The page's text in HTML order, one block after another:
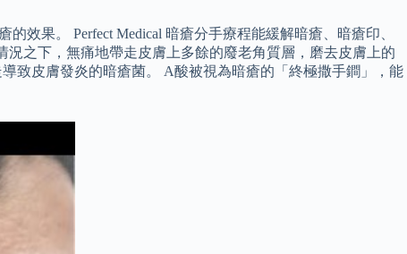
效果。 Perfect Medical 暗瘡分手療程能緩解暗瘡、暗瘡印、
況之下，無痛地帶走皮膚上多餘的廢老角質層，磨去皮膚上的
致皮膚發炎的暗瘡菌。 A酸被視為暗瘡的「終極撒手鐧」，能